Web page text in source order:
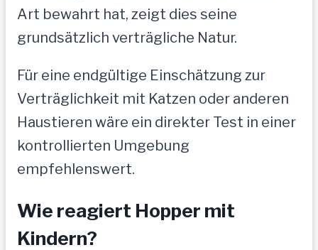
Art bewahrt hat, zeigt dies seine
grundsätzlich verträgliche Natur.
Für eine endgültige Einschätzung zur
Verträglichkeit mit Katzen oder anderen
Haustieren wäre ein direkter Test in einer
kontrollierten Umgebung
empfehlenswert.
Wie reagiert Hopper mit
Kindern?